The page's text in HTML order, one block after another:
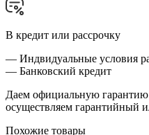
В кредит или рассрочку
— Индвидуальные условия
— Банковский кредит
Даем официальную гарантию
осуществляем гарантийный
Похожие товары